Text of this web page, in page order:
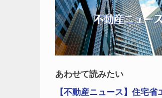
あわせて読みたい
【不動産ニュース】住宅